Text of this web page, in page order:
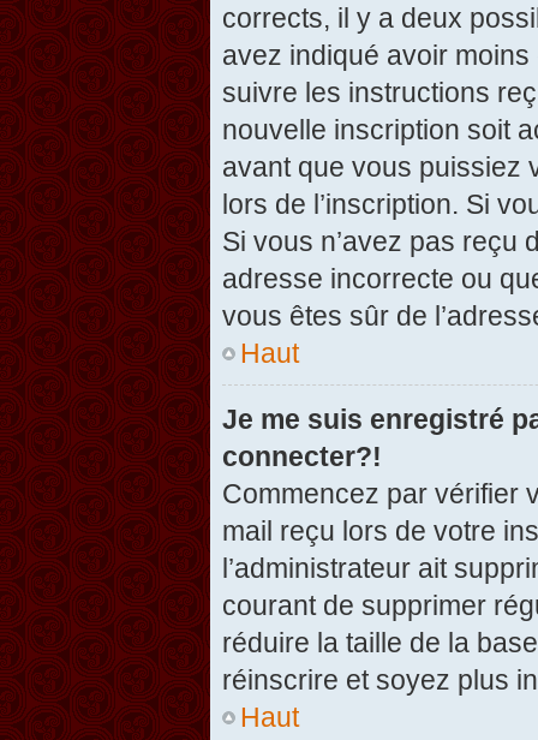
corrects, il y a deux
avez indiqué avoir
suivre les instructions
nouvelle inscription soit
avant que vous puissiez
lors de l’inscription. Si
Si vous n’avez pas reçu
adresse incorrecte ou
vous êtes sûr de
Haut
Je me suis enregistré
connecter?!
Commencez par vérifier
mail reçu lors de votre
l’administrateur ait
courant de supprimer
réduire la taille de la
réinscrire et soyez plus
Haut